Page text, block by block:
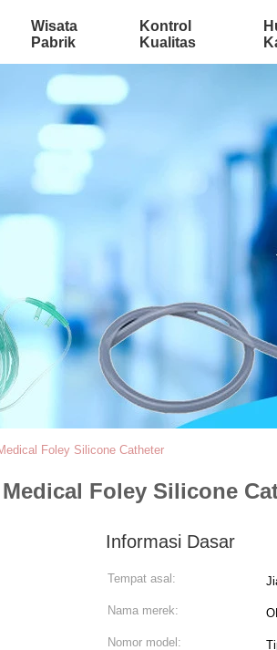
Wisata
Pabrik
Kontrol
Kualitas
Foley Silicone Catheter
Foley Silicone
Informasi Dasar
Tempat asal:
Nama merek:
Nomor model: